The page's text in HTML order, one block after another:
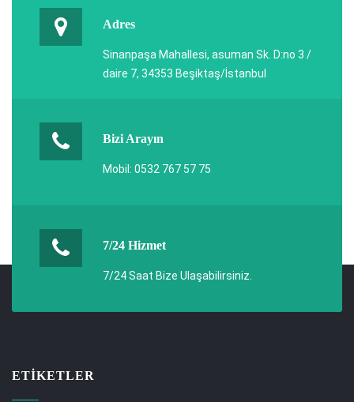
Adres
Sinanpaşa Mahallesi, asuman Sk. D:no 3 /
daire 7, 34353 Beşiktaş/İstanbul
Bizi Arayın
Mobil: 0532 767 57 75
7/24 Hizmet
7/24 Saat Bize Ulaşabilirsiniz.
ETIKETLER